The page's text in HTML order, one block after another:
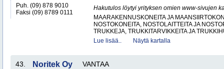
Puh. (09) 878 9010
Faksi (09) 8789 0111
Hakutulos löytyi yrityksen omien www-sivujen
MAARAKENNUSKONEITA JA
NOSTOKONEITA, NOSTOLAITTEITA JA
TRUKKEJA, TRUKKITARVIKKEITA JA
Lue lisää..
Näytä kartalla
43. Noritek Oy VANTAA